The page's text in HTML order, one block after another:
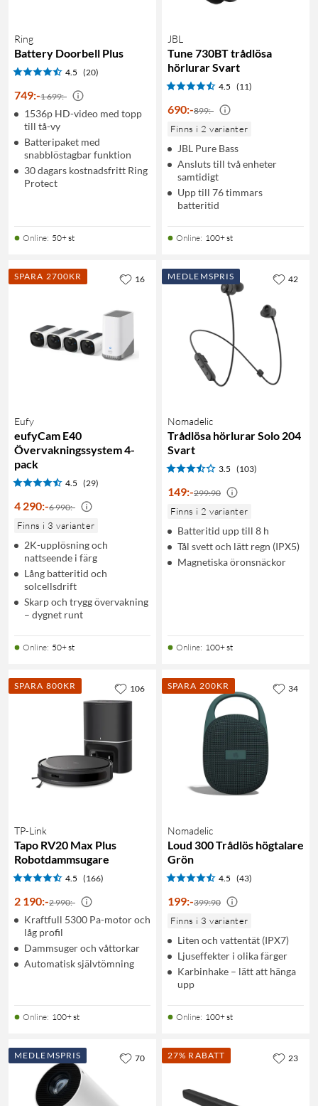
Ring
Battery Doorbell Plus
4.5 (20)
749:-1 699:-
1536p HD-video med topp
till tå-vy
Batteripaket med
snabblöstagbar funktion
30 dagars kostnadsfritt Ring
Protect
Online: 50+ st
JBL
Tune 730BT trådlösa
hörlurar Svart
4.5 (11)
690:-899:-
Finns i 2 varianter
JBL Pure Bass
Ansluts till två enheter
samtidigt
Upp till 76 timmars
batteritid
Online: 100+ st
SPARA 2700KR
Eufy
eufyCam E40
Övervakningssystem 4-
pack
4.5 (29)
4 290:-6 990:-
Finns i 3 varianter
2K-upplösning och
nattseende i färg
Lång batteritid och
solcellsdrift
Skarp och trygg övervakning
– dygnet runt
Online: 50+ st
16 MEDLEMSPRIS
Nomadelic
Trådlösa hörlurar Solo 204
Svart
3.5 (103)
149:-299:90
Finns i 2 varianter
Batteritid upp till 8 h
Tål svett och lätt regn (IPX5)
Magnetiska öronsnäckor
Online: 100+ st
42
SPARA 800KR
TP-Link
Tapo RV20 Max Plus
Robotdammsugare
4.5 (166)
2 190:-2 990:-
Kraftfull 5300 Pa-motor och
låg profil
Dammsuger och våttorkar
Automatisk självtömning
Online: 100+ st
106 SPARA 200KR
Nomadelic
Loud 300 Trådlös högtalare
Grön
4.5 (43)
199:-399:90
Finns i 3 varianter
Liten och vattentät (IPX7)
Ljuseffekter i olika färger
Karbinhake – lätt att hänga
upp
Online: 100+ st
34
MEDLEMSPRIS 70 27% RABATT 23